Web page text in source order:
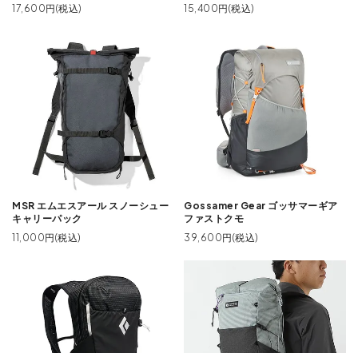
17,600円(税込) 15,400円(税込)
MSR エムエスアール スノーシュー
キャリーパック
11,000円(税込)
Gossamer Gear ゴッサマーギア
ファストクモ
39,600円(税込)